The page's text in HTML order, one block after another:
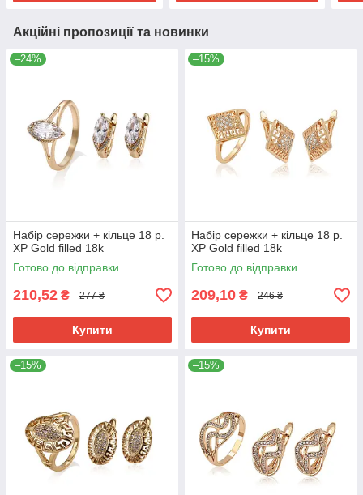
Акційні пропозиції та новинки
–24%
Набір сережки + кільце 18 р.
ХР Gold filled 18k
Готово до відправки
210,52 ₴ 277 ₴
Купити
–15%
Набір сережки + кільце 18 р.
ХР Gold filled 18k
Готово до відправки
209,10 ₴ 246 ₴
Купити
–15% –15%